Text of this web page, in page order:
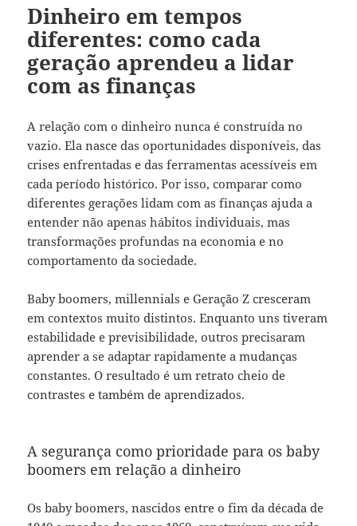
Dinheiro em tempos
diferentes: como cada
geração aprendeu a lidar
com as finanças
A relação com o dinheiro nunca é construída no
vazio. Ela nasce das oportunidades disponíveis, das
crises enfrentadas e das ferramentas acessíveis em
cada período histórico. Por isso, comparar como
diferentes gerações lidam com as finanças ajuda a
entender não apenas hábitos individuais, mas
transformações profundas na economia e no
comportamento da sociedade.
Baby boomers, millennials e Geração Z cresceram
em contextos muito distintos. Enquanto uns tiveram
estabilidade e previsibilidade, outros precisaram
aprender a se adaptar rapidamente a mudanças
constantes. O resultado é um retrato cheio de
contrastes e também de aprendizados.
A segurança como prioridade para os baby
boomers em relação a dinheiro
Os baby boomers, nascidos entre o fim da década de